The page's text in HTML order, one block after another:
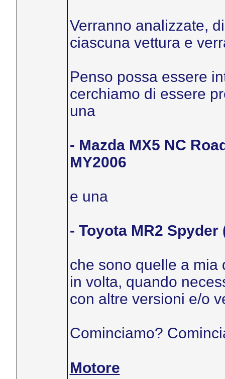
Verranno analizzate,
ciascuna vettura e
Penso possa essere
cerchiamo di essere
una
- Mazda MX5 NC
MY2006
e una
- Toyota MR2 Spyder
che sono quelle a mia
in volta, quando
con altre versioni e/o
Cominciamo?
Motore